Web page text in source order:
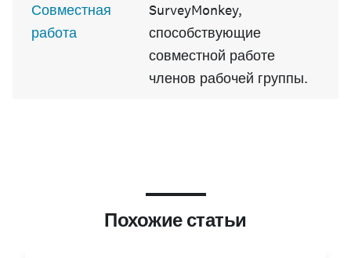
Совместная
работа
SurveyMonkey,
способствующие
совместной работе
членов рабочей группы.
Похожие статьи